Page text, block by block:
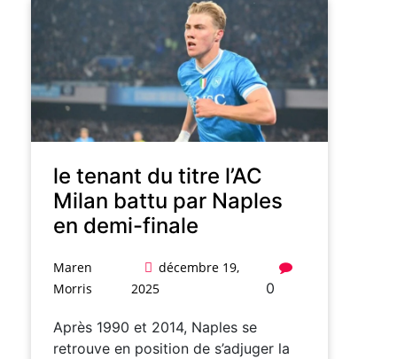
le tenant du titre l’AC
Milan battu par Naples
en demi-finale
Maren
Morris
décembre 19,
2025
0
Après 1990 et 2014, Naples se
retrouve en position de s’adjuger la